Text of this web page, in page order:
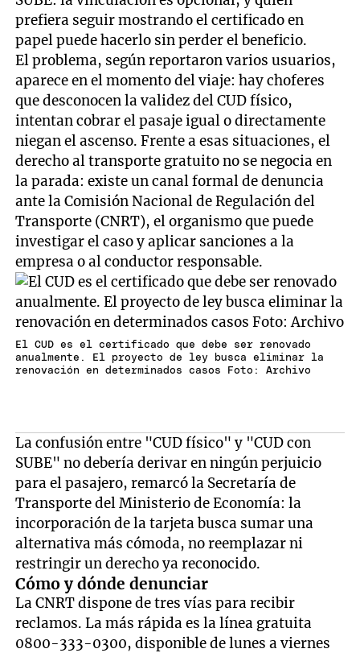
prefiera seguir mostrando el certificado en
papel puede hacerlo sin perder el beneficio.
El problema, según reportaron varios usuarios,
aparece en el momento del viaje: hay choferes
que desconocen la validez del CUD físico,
intentan cobrar el pasaje igual o directamente
niegan el ascenso. Frente a esas situaciones, el
derecho al transporte gratuito no se negocia en
la parada: existe un canal formal de denuncia
ante la Comisión Nacional de Regulación del
Transporte (CNRT), el organismo que puede
investigar el caso y aplicar sanciones a la
empresa o al conductor responsable.
El CUD es el certificado que debe ser renovado
anualmente. El proyecto de ley busca eliminar la
renovación en determinados casos Foto: Archivo
La confusión entre "CUD físico" y "CUD con
SUBE" no debería derivar en ningún perjuicio
para el pasajero, remarcó la Secretaría de
Transporte del Ministerio de Economía: la
incorporación de la tarjeta busca sumar una
alternativa más cómoda, no reemplazar ni
restringir un derecho ya reconocido.
Cómo y dónde denunciar
La CNRT dispone de tres vías para recibir
reclamos. La más rápida es la línea gratuita
0800-333-0300, disponible de lunes a viernes